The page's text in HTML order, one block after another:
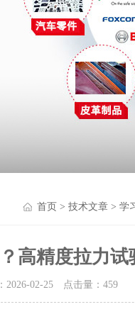
首页 > 技术文章 > 学
高精度拉力试
2026-02-25 点击量： 459